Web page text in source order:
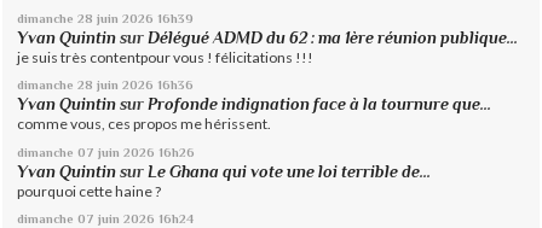
dimanche 28 juin 2026 16h39
Yvan Quintin surDélégué ADMD du 62 : ma 1ère réunion publique...
je suis très contentpour vous ! félicitations !!!
dimanche 28 juin 2026 16h36
Yvan Quintin surProfonde indignation face à la tournure que...
comme vous, ces propos me hérissent.
dimanche 07 juin 2026 16h26
Yvan Quintin sur Le Ghana qui vote une loi terrible de...
pourquoi cette haine ?
dimanche 07 juin 2026 16h24